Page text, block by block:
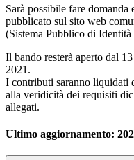
Sarà possibile fare
pubblicato sul sito web
(Sistema Pubblico di
Il bando resterà aperto dal
2021.
I contributi saranno liquidati
alla veridicità dei requisiti
allegati.
Ultimo aggiornamento: